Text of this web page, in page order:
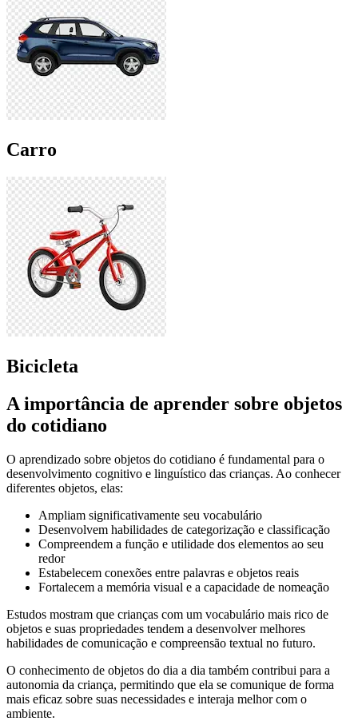
Carro
Bicicleta
A importância de aprender sobre objetos
do cotidiano
O aprendizado sobre objetos do cotidiano é fundamental para o
desenvolvimento cognitivo e linguístico das crianças. Ao conhecer
diferentes objetos, elas:
Ampliam significativamente seu vocabulário
Desenvolvem habilidades de categorização e classificação
Compreendem a função e utilidade dos elementos ao seu
redor
Estabelecem conexões entre palavras e objetos reais
Fortalecem a memória visual e a capacidade de nomeação
Estudos mostram que crianças com um vocabulário mais rico de
objetos e suas propriedades tendem a desenvolver melhores
habilidades de comunicação e compreensão textual no futuro.
O conhecimento de objetos do dia a dia também contribui para a
autonomia da criança, permitindo que ela se comunique de forma
mais eficaz sobre suas necessidades e interaja melhor com o
ambiente.